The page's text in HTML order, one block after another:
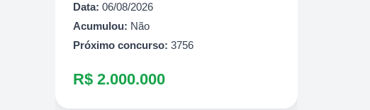
Data: 06/08/2026
Acumulou: Não
Próximo concurso: 3756
R$ 2.000.000